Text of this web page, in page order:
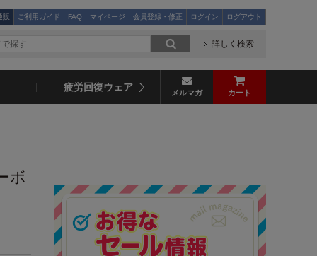
販 ご利用ガイド FAQ マイページ 会員登録・修正 ログイン ログアウト
詳しく検索
疲労回復ウェア メルマガ カート
ボ